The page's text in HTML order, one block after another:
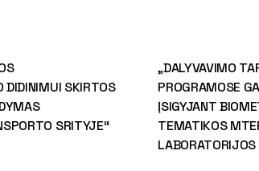
DIDINIMUI SKIRTOS
SRITYJE“
„DALYVAVIMO
PROGRAMOSE
ĮSIGYJANT
TEMATIKOS
LABORATORIJOS